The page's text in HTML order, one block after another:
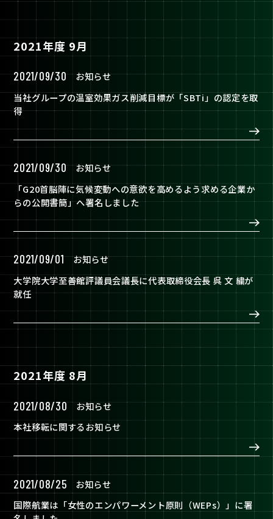
2021年度 9月
2021/09/30
お知らせ
当社グループの温室効果ガス削減目標が「SBTi」の認定を取
得
2021/09/30
お知らせ
「G20首脳陣に気候変動への意欲を高めるよう求める企業か
らの公開書簡」へ署名しました
2021/09/01
お知らせ
大学院大学至善館評議員会議長に代表取締役会長 呉 文 繍が
就任
2021年度 8月
2021/08/30
お知らせ
本社移転に関するお知らせ
2021/08/25
お知らせ
国際航業は「女性のエンパワーメント原則（WEPs）」に署